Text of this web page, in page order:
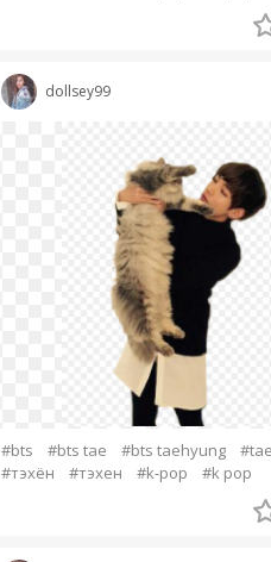
dollsey99
#bts #bts tae #bts taehyung
#тэхён
#тэхен #k-pop #k pop